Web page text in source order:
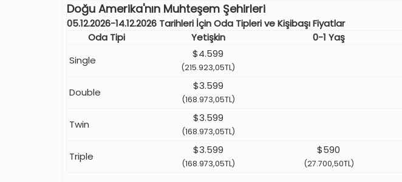
Doğu Amerika'nın Muhteşem Şehirleri
05.12.2026-14.12.2026 Tarihleri İçin Oda Tipleri ve Kişibaşı Fiyatlar
Oda Tipi
Yetişkin 0-1 Yaş
Single
$4.599
(215.923,05TL)
Double
$3.599
(168.973,05TL)
Twin
$3.599
(168.973,05TL)
Triple
$3.599
(168.973,05TL)
$590
(27.700,50TL)